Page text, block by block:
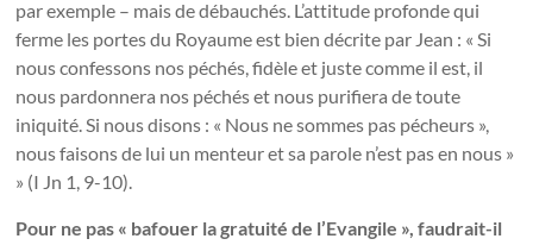
par exemple – mais de débauchés. L’attitude profonde qui
ferme les portes du Royaume est bien décrite par Jean : « Si
nous confessons nos péchés, fidèle et juste comme il est, il
nous pardonnera nos péchés et nous purifiera de toute
iniquité. Si nous disons : « Nous ne sommes pas pécheurs »,
nous faisons de lui un menteur et sa parole n’est pas en nous »
» (I Jn 1, 9-10).
Pour ne pas « bafouer la gratuité de l’Evangile », faudrait-il